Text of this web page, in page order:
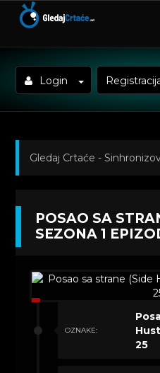
Login
Gledaj Crtaće -
Srpski»Kratkometrazni
POSAO SA
SEZONA 1
OZNAKE:
25